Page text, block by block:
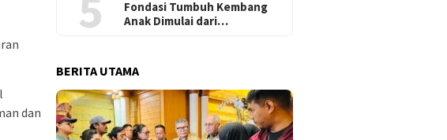
dan
Fondasi Tumbuh Kembang
Anak Dimulai dari…
BERITA UTAMA